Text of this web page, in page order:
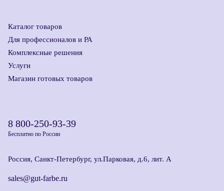
Каталог товаров
Для профессионалов и РА
Комплексные решения
Услуги
Магазин готовых товаров
8 800-250-93-39
Бесплатно по России
Россия, Санкт-Петербург, ул.Парковая, д.6, лит. А
sales@gut-farbe.ru